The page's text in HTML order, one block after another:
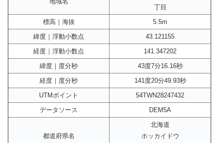
丁目
標高｜海抜
5.5m
緯度｜浮動小数点
43.121155
経度｜浮動小数点
141.347202
緯度｜度分秒
43度7分16.16秒
経度｜度分秒
141度20分49.93秒
UTMポイント
54TWN28247432
データソース
DEM5A
都道府県名
北海道
ホッカイドウ